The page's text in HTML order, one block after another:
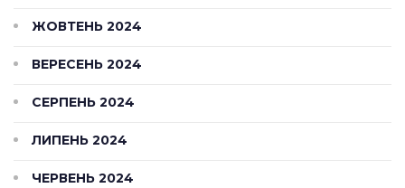
ЖОВТЕНЬ 2024
ВЕРЕСЕНЬ 2024
СЕРПЕНЬ 2024
ЛИПЕНЬ 2024
ЧЕРВЕНЬ 2024